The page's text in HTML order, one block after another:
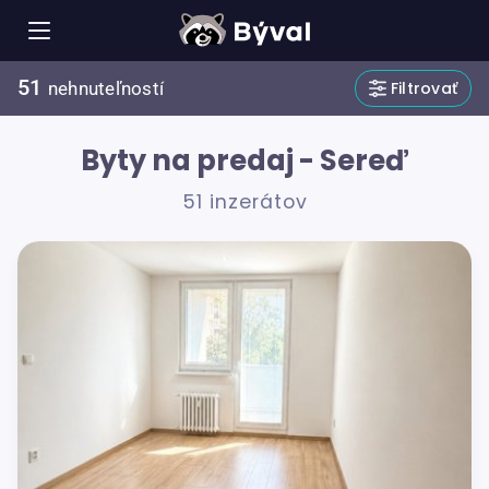
51 nehnuteľností Filtrovať
Byty na predaj - Sereď
51 inzerátov